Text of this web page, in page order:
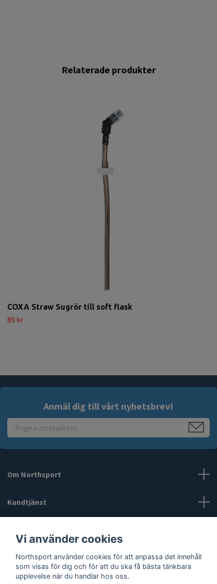
COXA Straw Sugrör till soft flask
89 kr
Anmäl dig till vårt nyhetsbrev!
Om Northsport
Kundtjänst
Sociala medier
Vi använder cookies
Northsport använder cookies för att anpassa det innehåll
som visas för dig och för att du ska få bästa tänkbara
upplevelse när du handlar hos oss.